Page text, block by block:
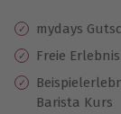
mydays
Freie
Barista Kurs